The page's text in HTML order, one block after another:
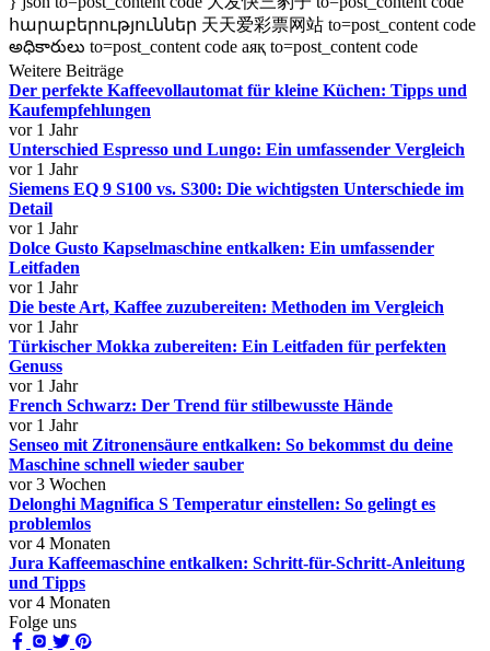
հարաբերություններ 天天爱彩票网站 to=post_content code
అధికారులు to=post_content code аяқ to=post_content code
Weitere Beiträge
Der perfekte Kaffeevollautomat für kleine Küchen: Tipps und
Kaufempfehlungen
vor 1 Jahr
Unterschied Espresso und Lungo: Ein umfassender Vergleich
vor 1 Jahr
Siemens EQ 9 S100 vs. S300: Die wichtigsten Unterschiede im
Detail
vor 1 Jahr
Dolce Gusto Kapselmaschine entkalken: Ein umfassender
Leitfaden
vor 1 Jahr
Die beste Art, Kaffee zuzubereiten: Methoden im Vergleich
vor 1 Jahr
Türkischer Mokka zubereiten: Ein Leitfaden für perfekten
Genuss
vor 1 Jahr
French Schwarz: Der Trend für stilbewusste Hände
vor 1 Jahr
Senseo mit Zitronensäure entkalken: So bekommst du deine
Maschine schnell wieder sauber
vor 3 Wochen
Delonghi Magnifica S Temperatur einstellen: So gelingt es
problemlos
vor 4 Monaten
Jura Kaffeemaschine entkalken: Schritt-für-Schritt-Anleitung
und Tipps
vor 4 Monaten
Folge uns